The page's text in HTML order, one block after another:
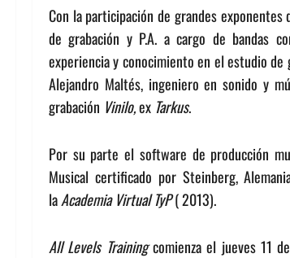
Con la participación de grandes
de grabación y P.A. a cargo de bandas
experiencia y conocimiento en el estudio
Alejandro Maltés, ingeniero en sonido y
grabación Vinilo,ex Tarkus.
Por su parte el software de producción
Musical certificado por Steinberg,
laAcademia Virtual TyP( 2013).
All Levels Trainingcomienza el jueves 11